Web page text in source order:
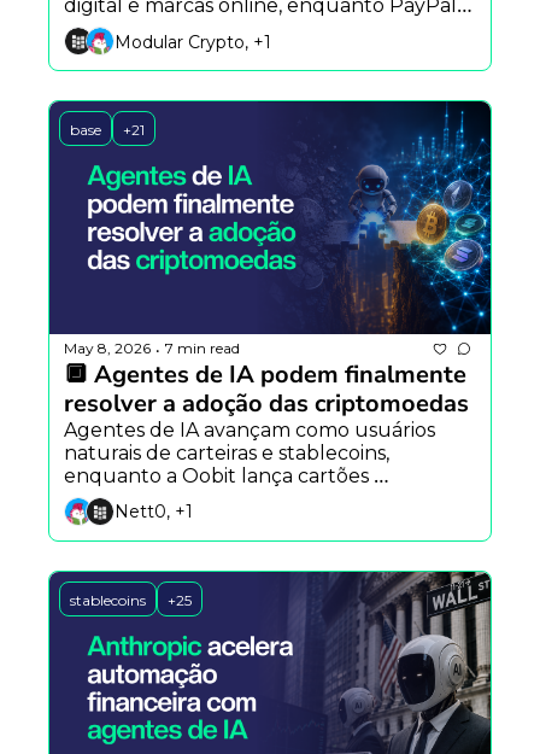
digital e marcas online, enquanto PayPal e
Google apostam em infraestrutura cripto
para agentes de IA e o Clarity Act avança
nos EUA.
Modular Crypto, +1
base +21
May 8, 2026 • 7 min read
🔲 Agentes de IA podem finalmente
resolver a adoção das criptomoedas
Agentes de IA avançam como usuários
naturais de carteiras e stablecoins,
enquanto a Oobit lança cartões
corporativos para softwares autônomos, a
Tether apresenta IA médica local e o
Banco Central do Brasil amplia pressão
regulatória sobre stablecoins.
Nett0, +1
stablecoins +25